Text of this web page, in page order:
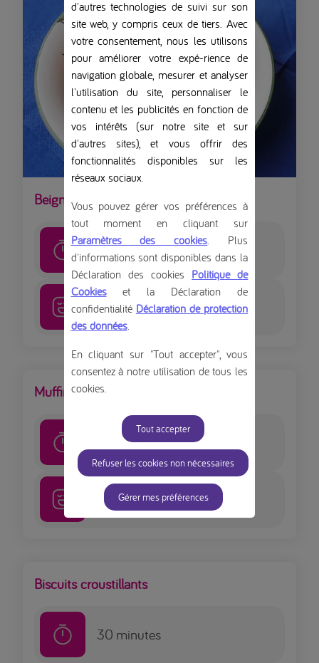
Beignets 'oliebollen'
20minutes
Moyen
Muffin aux myrtilles
minutes
Moyen
Biscuits croustillants
30 minutes
d'autres technologies de suivi sur son
site web, y compris ceux de tiers. Avec
votre consentement, nous les utilisons
pour améliorer votre expé-rience de
navigation globale, mesurer et analyser
l'utilisation du site, personnaliser le
contenu et les publicités en fonction de
vos intérêts (sur notre site et sur
d'autres sites), et vous offrir des
fonctionnalités disponibles sur les
réseaux sociaux.
Vous pouvez gérer vos préférences à
tout moment en cliquant sur
Paramètres des cookies. Plus
d'informations sont disponibles dans la
Déclaration des cookies Politique de
Cookies et la Déclaration de
confidentialité Déclaration de protection
des données.
En cliquant sur "Tout accepter", vous
consentez à notre utilisation de tous les
cookies.
Tout accepter
Refuser les cookies non nécessaires
Gérer mes préférences